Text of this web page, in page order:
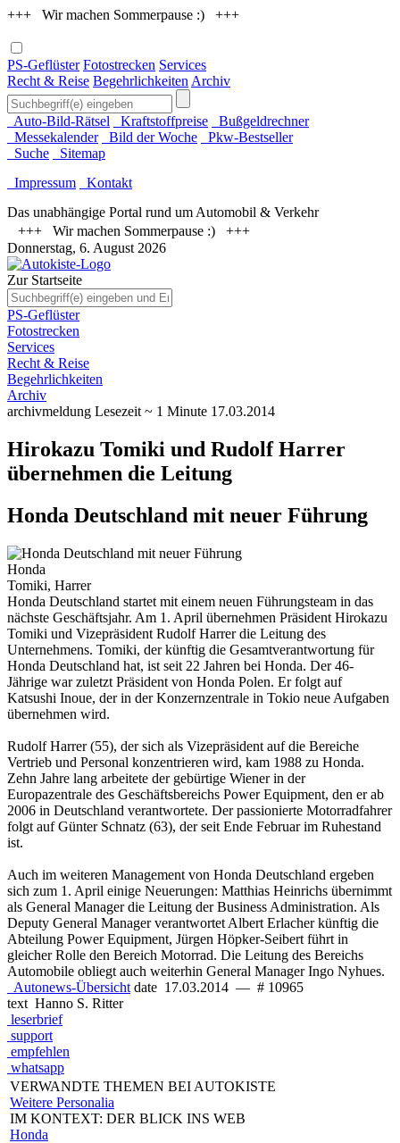
+++ Wir machen Sommerpause :) +++
PS-Geflüster Fotostrecken Services
Recht & Reise Begehrlichkeiten Archiv
Auto-Bild-Rätsel Kraftstoffpreise
Bußgeldrechner
Messekalender
Bild der Woche
Pkw-Bestseller
Suche
Sitemap
Impressum
Kontakt
Das unabhängige Portal rund um Automobil & Verkehr
+++ Wir machen Sommerpause :) +++
Donnerstag, 6. August 2026
Zur Startseite
PS-Geflüster
Fotostrecken
Services
Recht & Reise
Begehrlichkeiten
Archiv
archivmeldung Lesezeit ~ 1 Minute 17.03.2014
Hirokazu Tomiki und Rudolf Harrer
übernehmen die Leitung
Honda Deutschland mit neuer Führung
Honda
Tomiki, Harrer
Honda Deutschland startet mit einem neuen Führungsteam in das
nächste Geschäftsjahr. Am 1. April übernehmen Präsident Hirokazu
Tomiki und Vizepräsident Rudolf Harrer die Leitung des
Unternehmens. Tomiki, der künftig die Gesamtverantwortung für
Honda Deutschland hat, ist seit 22 Jahren bei Honda. Der 46-
Jährige war zuletzt Präsident von Honda Polen. Er folgt auf
Katsushi Inoue, der in der Konzernzentrale in Tokio neue Aufgaben
übernehmen wird.
Rudolf Harrer (55), der sich als Vizepräsident auf die Bereiche
Vertrieb und Personal konzentrieren wird, kam 1988 zu Honda.
Zehn Jahre lang arbeitete der gebürtige Wiener in der
Europazentrale des Geschäftsbereichs Power Equipment, den er ab
2006 in Deutschland verantwortete. Der passionierte Motorradfahrer
folgt auf Günter Schnatz (63), der seit Ende Februar im Ruhestand
ist.
Auch im weiteren Management von Honda Deutschland ergeben
sich zum 1. April einige Neuerungen: Matthias Heinrichs übernimmt
als General Manager die Leitung der Business Administration. Als
Deputy General Manager verantwortet Albert Erlacher künftig die
Abteilung Power Equipment, Jürgen Höpker-Seibert führt in
gleicher Rolle den Bereich Motorrad. Die Leitung des Bereichs
Automobile obliegt auch weiterhin General Manager Ingo Nyhues.
Autonews-Übersicht date 17.03.2014 — # 10965
text Hanno S. Ritter
leserbrief
support
empfehlen
whatsapp
VERWANDTE THEMEN BEI AUTOKISTE
Weitere Personalia
IM KONTEXT: DER BLICK INS WEB
Honda